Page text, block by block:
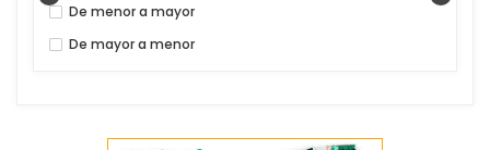
De menor a mayor
De mayor a menor